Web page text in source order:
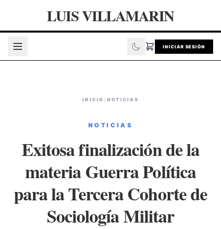
LUIS VILLAMARIN
INICIAR SESIÓN
INICIO / NOTICIAS
NOTICIAS
Exitosa finalización de la
materia Guerra Política
para la Tercera Cohorte de
Sociología Militar